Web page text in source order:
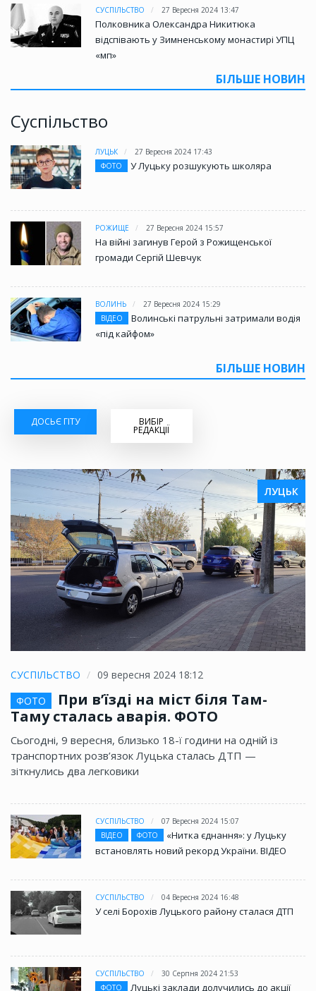
СУСПІЛЬСТВО 27 Вересня 2024 13:47
Полковника Олександра Никитюка
відспівають у Зимненському монастирі УПЦ
«мп»
БІЛЬШЕ НОВИН
Суспільство
ЛУЦЬК
27 Вересня 2024 17:43
ФОТО
У Луцьку розшукують школяра
РОЖИЩЕ 27 Вересня 2024 15:57
На війні загинув Герой з Рожищенської
громади Сергій Шевчук
ВОЛИНЬ
27 Вересня 2024 15:29
ВІДЕО
Волинські патрульні затримали водія
«під кайфом»
БІЛЬШЕ НОВИН
ДОСЬЄ ГІТУ ВИБІР
РЕДАКЦІЇ
ЛУЦЬК
СУСПІЛЬСТВО
09 вересня 2024 18:12
ФОТО
При в’їзді на міст біля Там-
Таму сталась аварія. ФОТО
Сьогодні, 9 вересня, близько 18-ї години на одній із
транспортних розв’язок Луцька сталась ДТП —
зіткнулись два легковики
СУСПІЛЬСТВО
07 Вересня 2024 15:07
ВІДЕО
ФОТО
«Нитка єднання»: у Луцьку
встановлять новий рекорд України. ВІДЕО
СУСПІЛЬСТВО 04 Вересня 2024 16:48
У селі Борохів Луцького району сталася ДТП
СУСПІЛЬСТВО
30 Серпня 2024 21:53
ФОТО
Луцькі заклади долучились до акції